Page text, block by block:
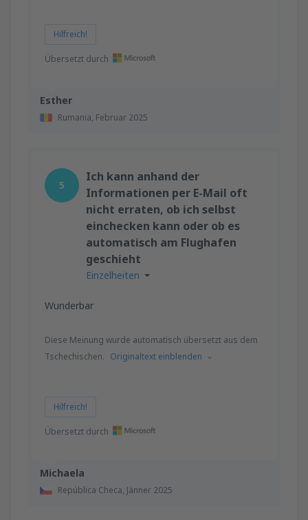
Esther
Rumania, Februar 2025
Hilfreich!
Übersetzt durch
Michaela
República Checa, Jänner 2025
5
Ich kann anhand der
Informationen per E-Mail oft
nicht erraten, ob ich selbst
einchecken kann oder ob es
automatisch am Flughafen
geschieht
Einzelheiten
Wunderbar
Diese Meinung wurde automatisch übersetzt aus dem
Tschechischen. Originaltext einblenden
Hilfreich!
Übersetzt durch